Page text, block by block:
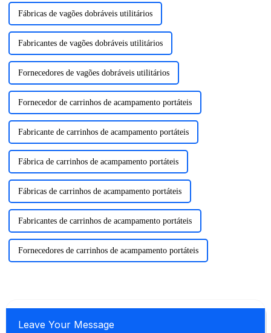
Fábricas de vagões dobráveis ​​utilitários
Fabricantes de vagões dobráveis ​​utilitários
Fornecedores de vagões dobráveis ​​utilitários
Fornecedor de carrinhos de acampamento portáteis
Fabricante de carrinhos de acampamento portáteis
Fábrica de carrinhos de acampamento portáteis
Fábricas de carrinhos de acampamento portáteis
Fabricantes de carrinhos de acampamento portáteis
Fornecedores de carrinhos de acampamento portáteis
Leave Your Message